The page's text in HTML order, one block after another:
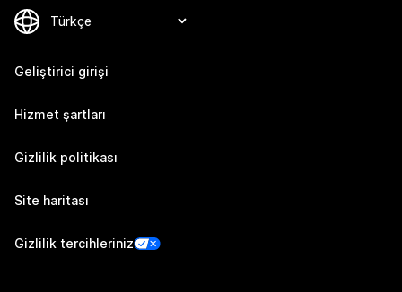
Geliştirici girişi
Hizmet şartları
Gizlilik politikası
Site haritası
Gizlilik tercihleriniz